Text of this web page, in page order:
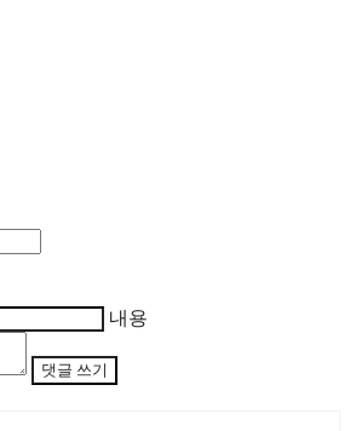
내용
댓글 쓰기